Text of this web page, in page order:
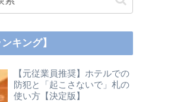
キング】
【元従業員推奨】ホテルでの
防犯と「起こさないで」札の
使い方【決定版】